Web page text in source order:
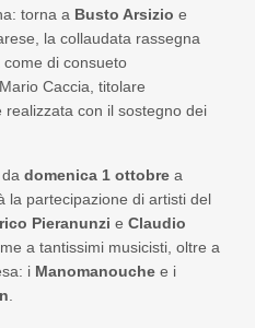
torna a Busto Arsizio e
la collaudata rassegna
come di consueto
Caccia, titolare
realizzata con il sostegno dei
domenica 1 ottobre a
la partecipazione di artisti del
Pieranunzi e Claudio
a tantissimi musicisti, oltre a
i Manomanouche e i